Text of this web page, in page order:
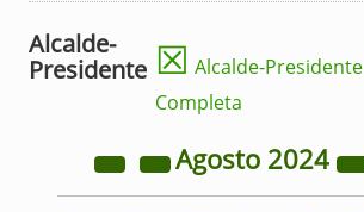
Alcalde-
Presidente ☒ Alcalde-Presidente
Completa
Agosto 2024